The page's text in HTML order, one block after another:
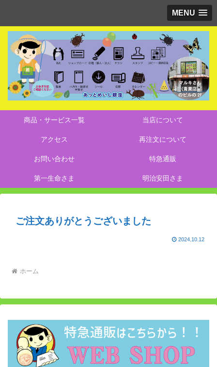
MENU
商品・サービス一覧 当店について
アクセス 再注文について
お問い合わせ 特急通販
第一生命さま 明治安田さま
ご注文ありがとうございました
2024.10.12
ホーム